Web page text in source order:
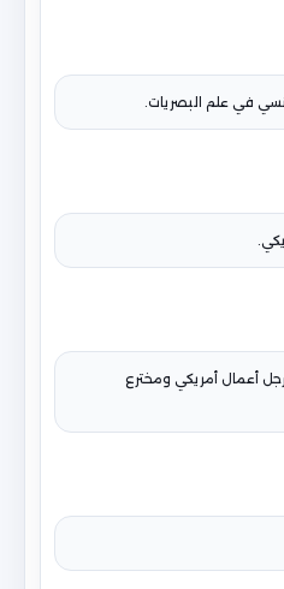
في علم البصريات.
أعمال أمريكي ومخترع